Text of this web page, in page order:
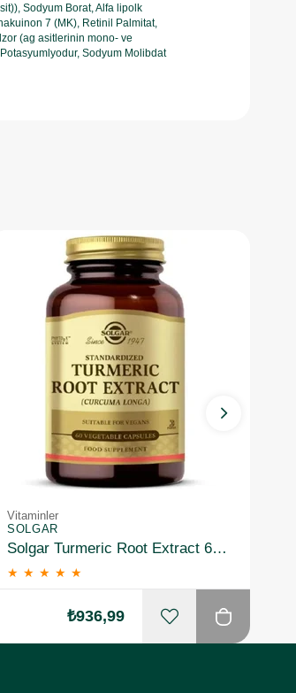
Sodyum Borat, Alfa lipolk
7 (MK), Retinil Palmitat,
(ag asitlerinin mono- ve
Sodyum Molibdat
Vitaminler
SOLGAR
Solgar Turmeric Root Extract 60 Kapsül
★ ★ ★ ★ ★
₺936,99